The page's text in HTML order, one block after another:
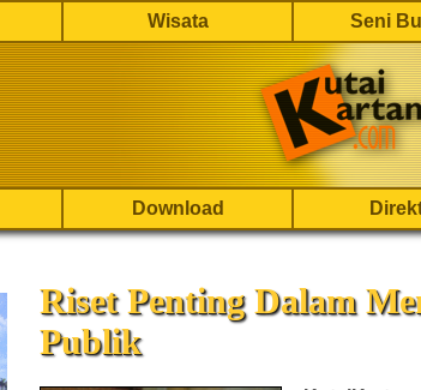
Wisata Seni
Download
Riset Penting Dalam
Publik